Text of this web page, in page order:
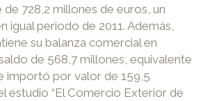
728,2 millones de euros, un
igual periodo de 2011. Además,
su balanza comercial en
de 568,7 millones, equivalente
importó por valor de 159,5
estudio “El Comercio Exterior de